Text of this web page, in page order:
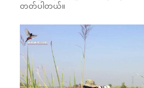
တတ်ပါတယ်။